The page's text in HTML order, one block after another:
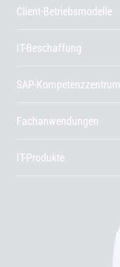
Client-Betriebsmodelle
IT-Beschaffung
SAP-Kompetenzzentrum
Fachanwendungen
IT-Produkte